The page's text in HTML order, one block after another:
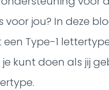
jou? In deze
Type-1
kunt doen als jij